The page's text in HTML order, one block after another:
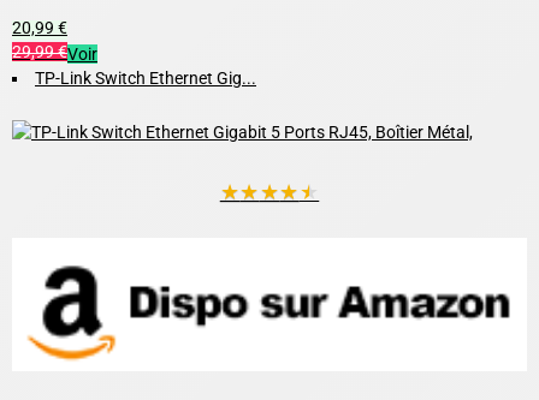
20,99 €
29,99 €Voir
TP-Link Switch Ethernet Gig...
★★★★★